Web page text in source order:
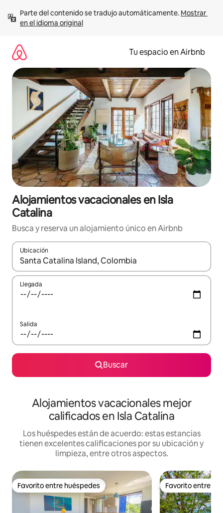
contenido
Parte del contenido se tradujo automáticamente. Mostrar
en el idioma original
Tu espacio en Airbnb
Alojamientos vacacionales en Isla
Catalina
Busca y reserva un alojamiento único en Airbnb
Ubicación
Cuando los resultados estén disponibles, podrás navegar
Llegada
Salida
Buscar
Alojamientos vacacionales mejor
calificados en Isla Catalina
Los huéspedes están de acuerdo: estas estancias
tienen excelentes calificaciones por su ubicación y
limpieza, entre otros aspectos.
Favorito entre huéspedes
Favorito entre huéspedes Favorito entre
Favorito entre